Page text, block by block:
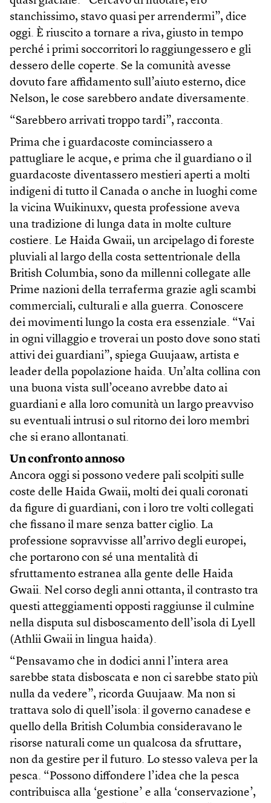
stanchissimo, stavo quasi per arrendermi”, dice
oggi. È riuscito a tornare a riva, giusto in tempo
perché i primi soccorritori lo raggiungessero e gli
dessero delle coperte. Se la comunità avesse
dovuto fare affidamento sull’aiuto esterno, dice
Nelson, le cose sarebbero andate diversamente.
“Sarebbero arrivati troppo tardi”, racconta.
Prima che i guardacoste cominciassero a
pattugliare le acque, e prima che il guardiano o il
guardacoste diventassero mestieri aperti a molti
indigeni di tutto il Canada o anche in luoghi come
la vicina Wuikinuxv, questa professione aveva
una tradizione di lunga data in molte culture
costiere. Le Haida Gwaii, un arcipelago di foreste
pluviali al largo della costa settentrionale della
British Columbia, sono da millenni collegate alle
Prime nazioni della terraferma grazie agli scambi
commerciali, culturali e alla guerra. Conoscere
dei movimenti lungo la costa era essenziale. “Vai
in ogni villaggio e troverai un posto dove sono stati
attivi dei guardiani”, spiega Guujaaw, artista e
leader della popolazione haida. Un’alta collina con
una buona vista sull’oceano avrebbe dato ai
guardiani e alla loro comunità un largo preavviso
su eventuali intrusi o sul ritorno dei loro membri
che si erano allontanati.
Un confronto annoso
Ancora oggi si possono vedere pali scolpiti sulle
coste delle Haida Gwaii, molti dei quali coronati
da figure di guardiani, con i loro tre volti collegati
che fissano il mare senza batter ciglio. La
professione sopravvisse all’arrivo degli europei,
che portarono con sé una mentalità di
sfruttamento estranea alla gente delle Haida
Gwaii. Nel corso degli anni ottanta, il contrasto tra
questi atteggiamenti opposti raggiunse il culmine
nella disputa sul disboscamento dell’isola di Lyell
(Athlii Gwaii in lingua haida).
“Pensavamo che in dodici anni l’intera area
sarebbe stata disboscata e non ci sarebbe stato più
nulla da vedere”, ricorda Guujaaw. Ma non si
trattava solo di quell’isola: il governo canadese e
quello della British Columbia consideravano le
risorse naturali come un qualcosa da sfruttare,
non da gestire per il futuro. Lo stesso valeva per la
pesca. “Possono diffondere l’idea che la pesca
contribuisca alla ‘gestione’ e alla ‘conservazione’,